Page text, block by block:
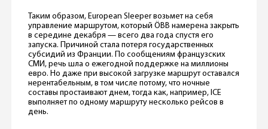
Таким образом, European Sleeper возьмет на себя
управление маршрутом, который ÖBB намерена закрыть
в середине декабря — всего два года спустя его
запуска. Причиной стала потеря государственных
субсидий из Франции. По сообщениям французских
СМИ, речь шла о ежегодной поддержке на миллионы
евро. Но даже при высокой загрузке маршрут оставался
нерентабельным, в том числе потому, что ночные
составы простаивают днем, тогда как, например, ICE
выполняет по одному маршруту несколько рейсов в
день.